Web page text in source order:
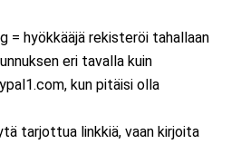
= hyökkääjä rekisteröi tahallaan
eri tavalla kuin
kun pitäisi olla
tarjottua linkkiä, vaan kirjoita